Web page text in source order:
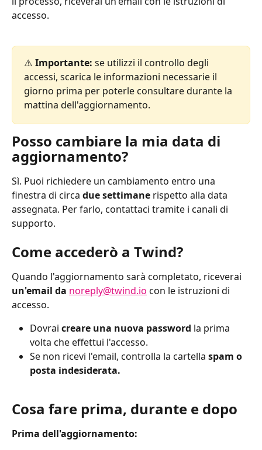
accesso.
⚠️ Importante: se utilizzi il controllo degli
accessi, scarica le informazioni necessarie il
giorno prima per poterle consultare durante la
mattina dell'aggiornamento.
Posso cambiare la mia data di
aggiornamento?
Sì. Puoi richiedere un cambiamento entro una
finestra di circa due settimane rispetto alla data
assegnata. Per farlo, contattaci tramite i canali di
supporto.
Come accederò a Twind?
Quando l'aggiornamento sarà completato, riceverai
un'email da noreply@twind.io con le istruzioni di
accesso.
Dovrai creare una nuova password la prima
volta che effettui l'accesso.
Se non ricevi l'email, controlla la cartella spam o
posta indesiderata.
Cosa fare prima, durante e dopo
Prima dell'aggiornamento: